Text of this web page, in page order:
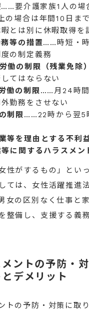
……要介護家族1人の場
の場合は年間10日ま
とは別に休暇取得を
等の措置……時短・
の制定義務
働の制限（残業免除）
てはならない
働の制限……月24時
勤務をさせない
制限……22時から翌5
等を理由とする不利
に関するハラスメン
性がするもの」とい
ては、女性活躍推進
女の区別なく仕事と
整備し、支援する義
ントの予防・
デメリット
トの予防・対策に取